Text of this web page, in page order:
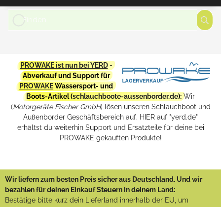
PROWAKE ist nun bei YERD-
Abverkauf und Support für
PROWAKEWassersport- und
Boots-Artikel (schlauchboote-aussenborder.de): Wir
(Motorgeräte Fischer GmbH) lösen unseren Schlauchboot und
Außenborder Geschäftsbereich auf. HIER auf "yerd.de"
erhältst du weiterhin Support und Ersatzteile für deine bei
PROWAKE gekauften Produkte!
Wir liefern zum besten Preis sicher aus Deutschland. Und wir
bezahlen für deinen Einkauf Steuern in deinem Land:
Bestätige bitte kurz dein Lieferland innerhalb der EU, um